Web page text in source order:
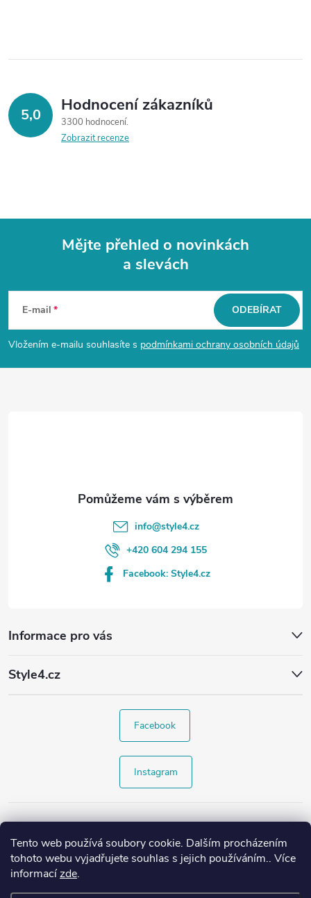
Tento web používá soubory cookie. Dalším procházením
tohoto webu vyjadřujete souhlas s jejich používáním.. Více
informacízde.
5,0 Hodnocení zákazníků
3300 hodnocení
Zobrazit recenze
p
a
Mějte přehled o novinkách
a slevách
E-mail
Vložením e-mailu souhlasíte s podmínkami ochrany osobních údajů
ODEBÍRAT
Informace pro vás
Style4.cz
info@style4.cz
+420 604 294 155
Facebook: Style4.cz
Facebook
Instagram